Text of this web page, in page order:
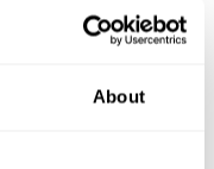
About
ist.